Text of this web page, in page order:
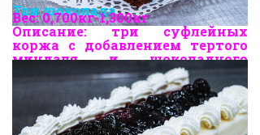
Три шоколада
Вес:0,700кг-1,300кг
Описание: три суфлейных
коржа с добавлением тертого
миндаля и шоколадного
бисквита, белая и шоколадная
глазурь